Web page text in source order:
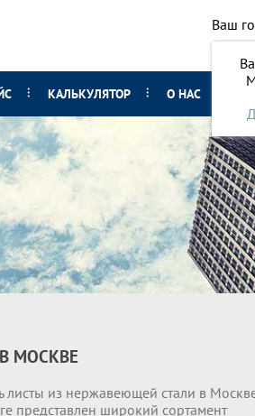
Ваш
КАЛЬКУЛЯТОР О НАС
МОСКВЕ
листы из нержавеющей стали в
представлен широкий сортамент